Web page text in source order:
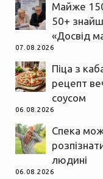
Майже
50+
«Досвід
07.08.2026
Піца з
рецепт
соусом
06.08.2026
Спека
людині
06.08.2026